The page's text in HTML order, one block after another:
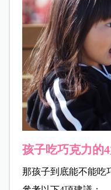
孩子吃巧克力的
那孩子到底能不能吃